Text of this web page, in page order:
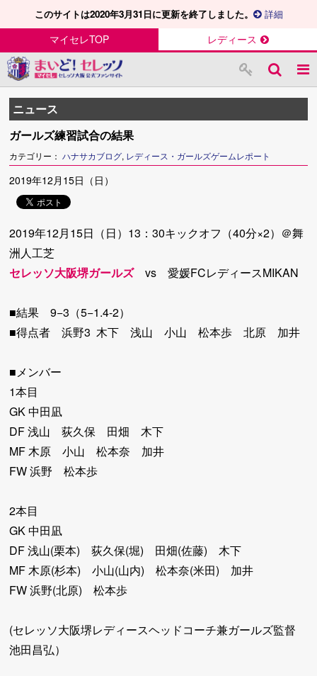
このサイトは2020年3月31日に更新を終了しました。 詳細
マイセレTOP レディース
ニュース
ガールズ練習試合の結果
カテゴリー：ハナサカブログ, レディース・ガールズゲームレポート
2019年12月15日（日）
2019年12月15日（日）13：30キックオフ（40分×2）＠舞
洲人工芝
セレッソ大阪堺ガールズvs 愛媛FCレディースMIKAN
■結果 9−3（5−1.4-2）
■得点者 浜野3 木下 浅山 小山 松本歩 北原 加井
■メンバー
1本目
GK 中田凪
DF 浅山 荻久保 田畑 木下
MF 木原 小山 松本奈 加井
FW 浜野 松本歩
2本目
GK 中田凪
DF 浅山(栗本) 荻久保(堀) 田畑(佐藤) 木下
MF 木原(杉本) 小山(山内) 松本奈(米田) 加井
FW 浜野(北原) 松本歩
(セレッソ大阪堺レディースヘッドコーチ兼ガールズ監督
池田昌弘）